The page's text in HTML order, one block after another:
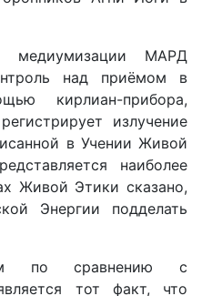
медиумизации МАРД
над приёмом в
кирлиан-прибора,
излучение
в Учении Живой
наиболее
Живой Этики сказано,
Энергии подделать
по сравнению с
тот факт, что